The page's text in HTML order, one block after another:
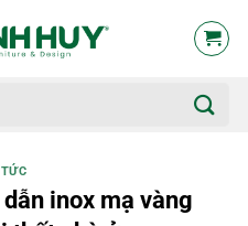
inox mạ vàng